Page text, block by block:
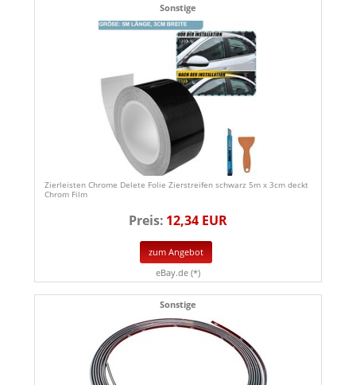
Sonstige
Zierleisten Chrome Delete Folie Zierstreifen schwarz 5m x 3cm deckt
Chrom Film
Preis: 12,34 EUR
zum Angebot
eBay.de (*)
Sonstige